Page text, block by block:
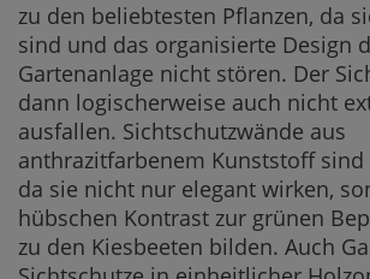
zu den beliebtesten Pflanzen, da
sind und das organisierte Design
Gartenanlage nicht stören. Der
dann logischerweise auch nicht
ausfallen. Sichtschutzwände aus
anthrazitfarbenem Kunststoff sind
da sie nicht nur elegant wirken,
hübschen Kontrast zur grünen
zu den Kiesbeeten bilden. Auch